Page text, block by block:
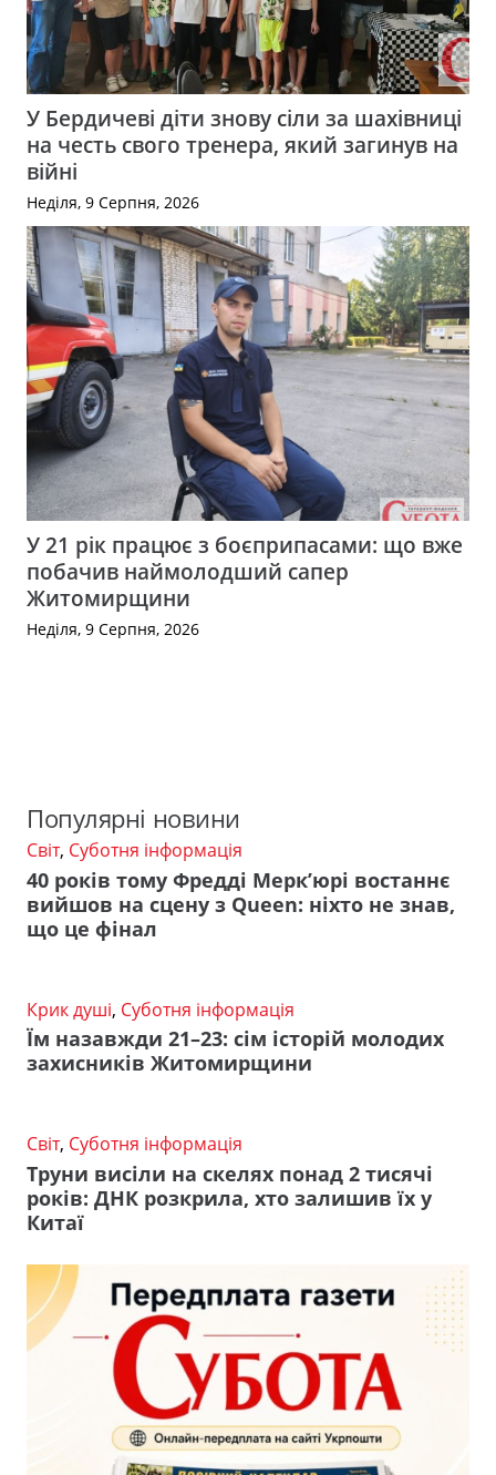
У Бердичеві діти знову сіли за шахівниці
на честь свого тренера, який загинув на
війні
Неділя, 9 Серпня, 2026
У 21 рік працює з боєприпасами: що вже
побачив наймолодший сапер
Житомирщини
Неділя, 9 Серпня, 2026
Популярні новини
Світ, Суботня інформація
40 років тому Фредді Мерк’юрі востаннє
вийшов на сцену з Queen: ніхто не знав,
що це фінал
Крик душі, Суботня інформація
Їм назавжди 21–23: сім історій молодих
захисників Житомирщини
Світ, Суботня інформація
Труни висіли на скелях понад 2 тисячі
років: ДНК розкрила, хто залишив їх у
Китаї